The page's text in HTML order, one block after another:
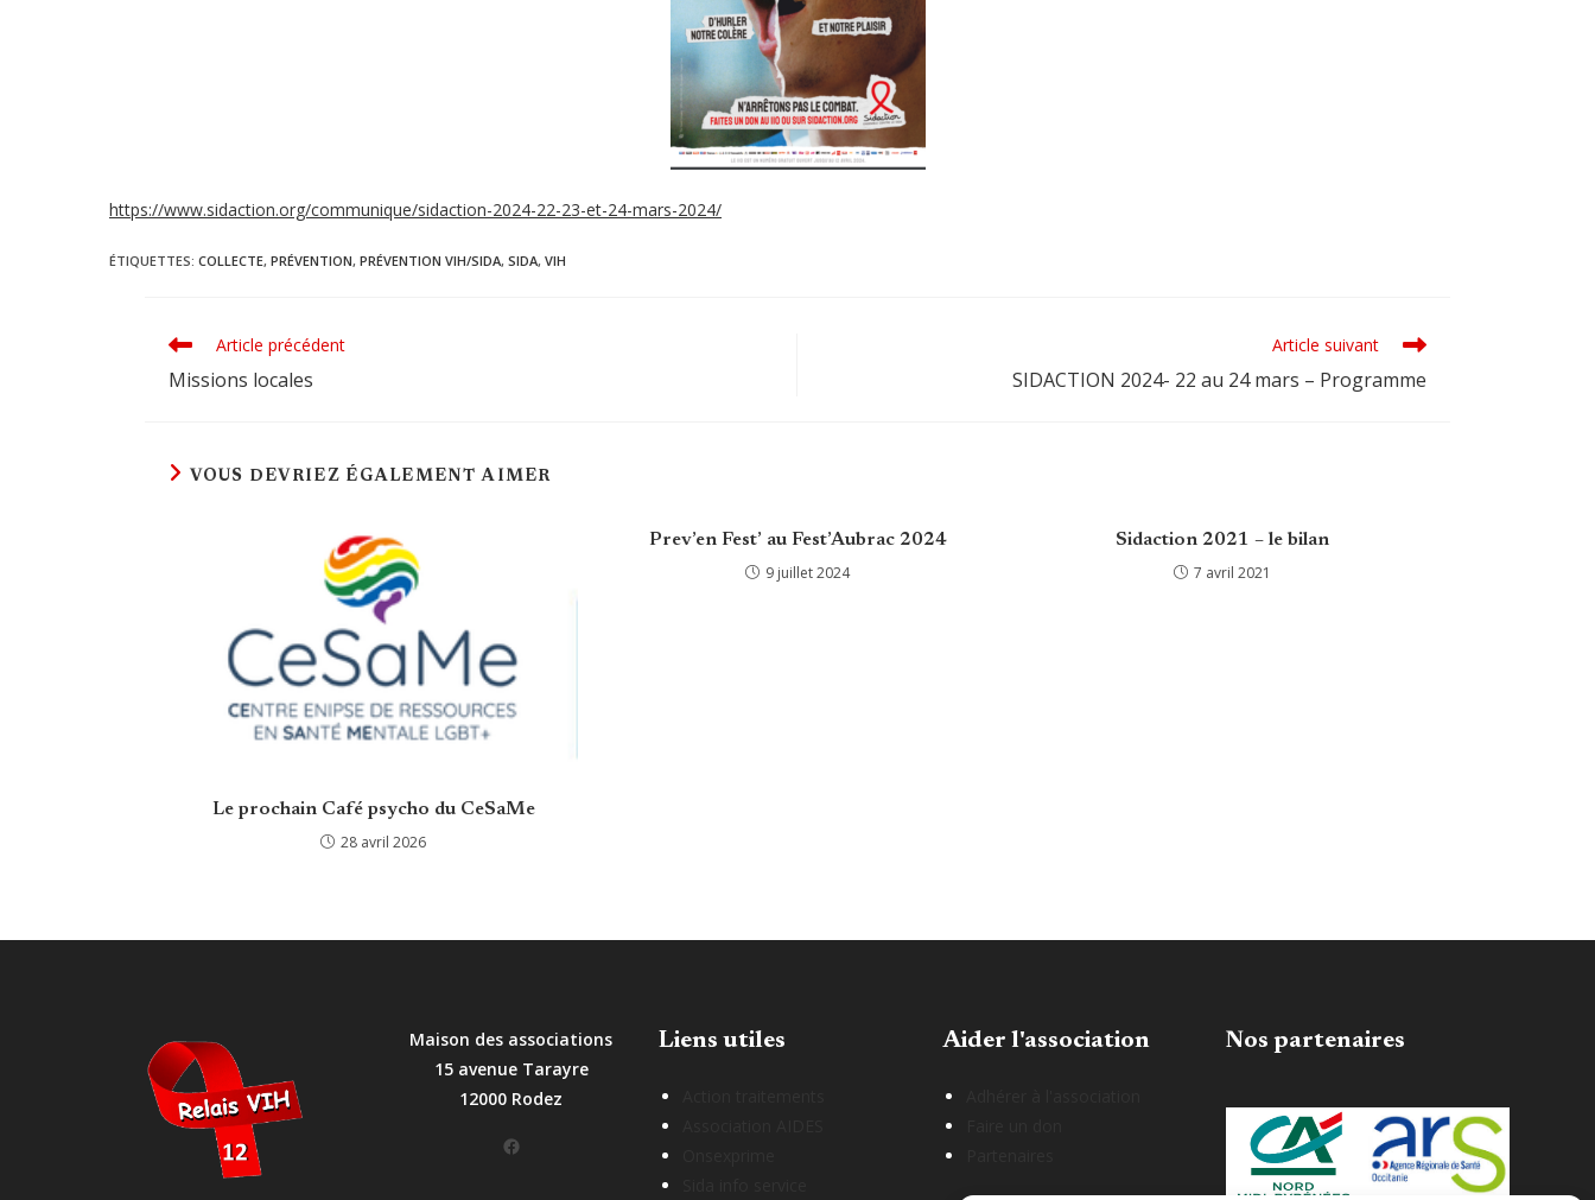
https://www.sidaction.org/communique/sidaction-2024-22-23-et-24-mars-2024/
ÉTIQUETTES: COLLECTE, PRÉVENTION, PRÉVENTION VIH/SIDA, SIDA, VIH
Read
articles
Article précédent
Missions locales
Article suivant
SIDACTION 2024- 22 au 24 mars – Programme
VOUS DEVRIEZ ÉGALEMENT AIMER
Le prochain Café psycho du CeSaMe
28 avril 2026
Prev’en Fest’ au Fest’Aubrac 2024
9 juillet 2024
Sidaction 2021 – le bilan
7 avril 2021
Maison des associations
15 avenue Tarayre
12000 Rodez
Facebook
Liens utiles Aider l'association Nos partenaires